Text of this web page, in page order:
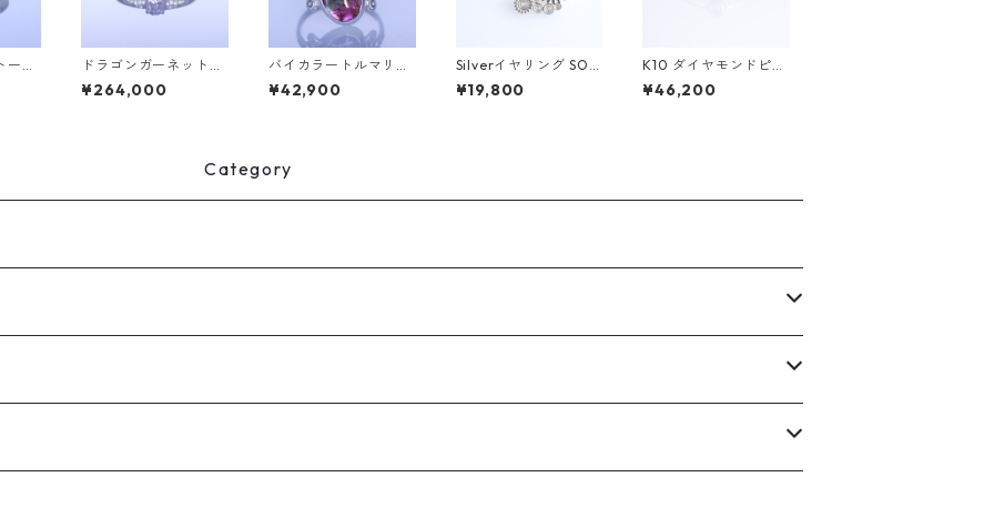
ン
ドラゴンガーネット＆
ダイヤK18リング FATA
(ファタ）[F015]
¥264,000
バイカラートルマリン
Silverリング SALGA
(サルガ）[S002]
¥42,900
Silverイヤリング SOL
(ソル)
¥19,800
K10 ダイヤモンドピン
キーリング/BRAH(ブ
ラフ)
¥46,200
Category